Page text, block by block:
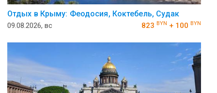
Отдых в Крыму: Феодосия, Коктебель, Судак
09.08.2026, вс 823 BYN + 100 BYN